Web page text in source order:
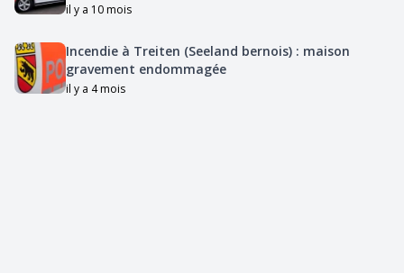
il y a 10 mois
Incendie à Treiten (Seeland bernois) : maison
gravement endommagée
il y a 4 mois